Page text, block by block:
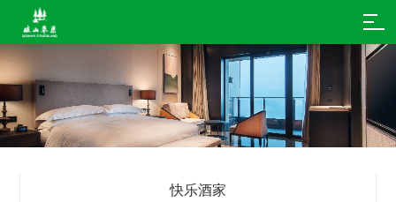
快乐酒家